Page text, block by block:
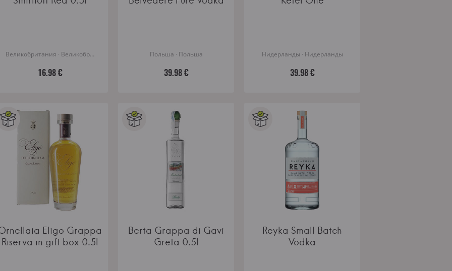
Великобритания · Великобритания
16.98 €
Польша · Польша
39.98 €
Нидерланды · Нидерланды
39.98 €
Eligo Grappa
Riserva in gift box 0.5l
Berta Grappa di Gavi
Greta 0.5l
Reyka Small Batch
Vodka